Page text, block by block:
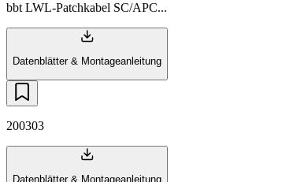
bbt LWL-Patchkabel SC/APC...
Datenblätter & Montageanleitung
200303
Datenblätter & Montageanleitung